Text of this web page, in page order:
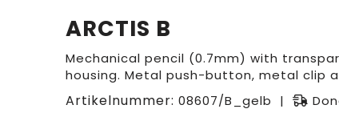
ARCTIS B
Mechanical pencil (0.7mm) with
housing. Metal push-button, metal clip
Artikelnummer: 08607/B_gelb